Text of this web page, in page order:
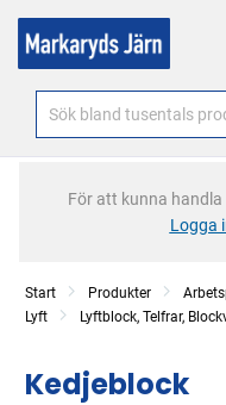
För att kunna handla
Logga
Start Produkter
Lyft
Lyftblock, Telfrar,
Kedjeblock